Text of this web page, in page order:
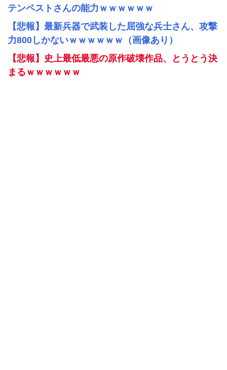
テンペストさんの能力ｗｗｗｗｗｗ
【悲報】最新兵器で武装した屈強な兵士さん、攻撃
力800しかないｗｗｗｗｗｗ（画像あり）
【悲報】史上最低最悪の原作破壊作品、とうとう決
まるｗｗｗｗｗｗ